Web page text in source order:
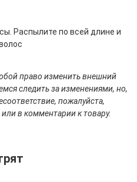
для тела
Распылите по всей длине и
право изменить внешний
следить за изменениями, но,
пожалуйста,
в комментарии к товару.